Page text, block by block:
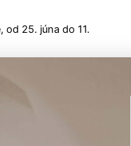
od 25. júna do 11.